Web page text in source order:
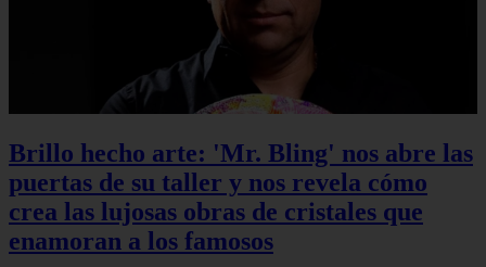
Brillo hecho arte: 'Mr. Bling' nos abre las
puertas de su taller y nos revela cómo
crea las lujosas obras de cristales que
enamoran a los famosos